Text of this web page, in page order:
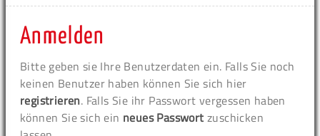
Anmelden
Bitte geben sie Ihre Benutzerdaten ein. Falls Sie noch
keinen Benutzer haben können Sie sich hier
registrieren. Falls Sie ihr Passwort vergessen haben
können Sie sich ein neues Passwort zuschicken